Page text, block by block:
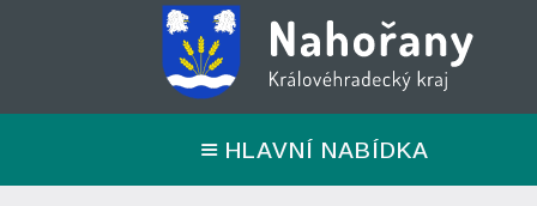
HLAVNÍ NABÍDKA